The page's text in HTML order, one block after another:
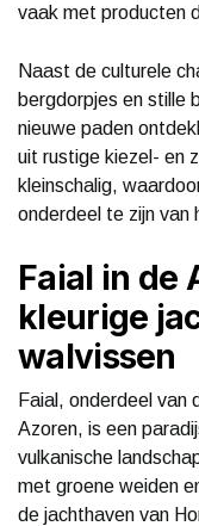
vaak met producten
Naast de culturele
bergdorpjes en stille
nieuwe paden
uit rustige kiezel- en
kleinschalig,
onderdeel te zijn van
Faial in de
kleurige
walvissen
Faial, onderdeel van
Azoren, is een
vulkanische
met groene weiden
de jachthaven van